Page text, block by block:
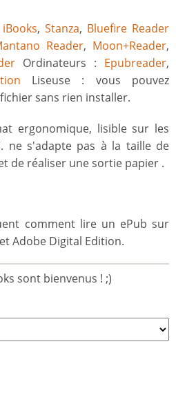
iBooks, Stanza, Bluefire Reader
Reader, Moon+Reader,
Ordinateurs : Epubreader,
Liseuse : vous pouvez
sans rien installer.
ergonomique, lisible sur les
. ne s'adapte pas à la taille de
de réaliser une sortie papier .
comment lire un ePub sur
Adobe Digital Edition.
sont bienvenus ! ;)